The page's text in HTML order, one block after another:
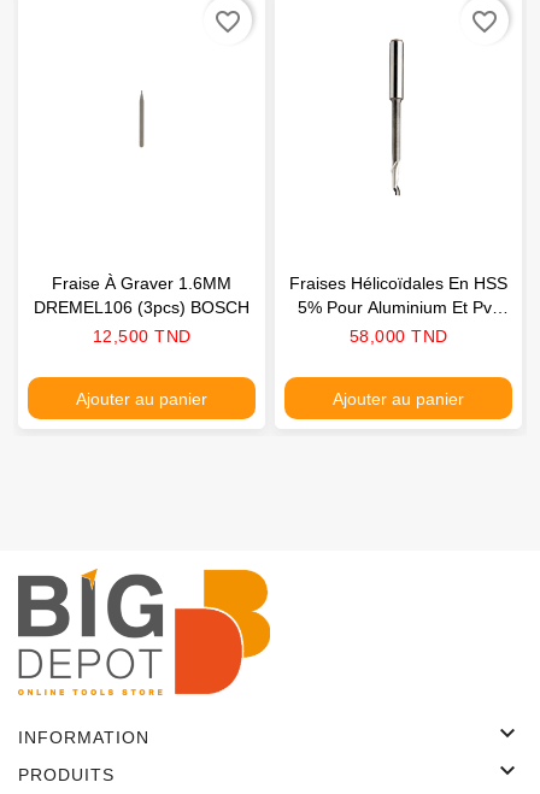
Fraise À Graver 1.6MM
DREMEL106 (3pcs) BOSCH
Prix
12,500 TND
Ajouter au panier
favorite_border
Fraises Hélicoïdales En HSS
5% Pour Aluminium Et Pvc
Ø5mm CMT
Prix
58,000 TND
Ajouter au panier
favorite_border
INFORMATION 
PRODUITS
